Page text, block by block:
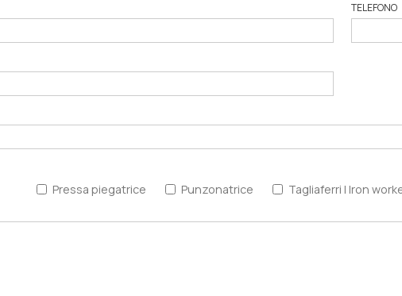
TELEFONO
Pressa piegatrice Punzonatrice Tagliaferri | Iron